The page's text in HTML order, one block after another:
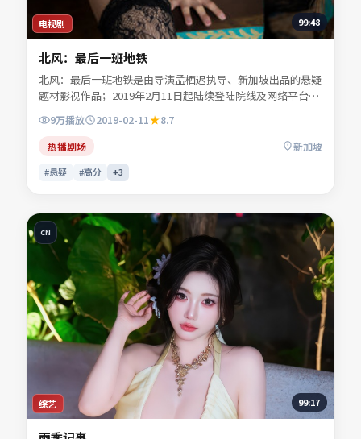
电视剧 99:48
北风：最后一班地铁
北风：最后一班地铁是由导演孟栖迟执导、新加坡出品的悬疑
题材影视作品；2019年2月11日起陆续登陆院线及网络平台。
主演任远舟、林见川、宁舒言等共同诠释一段充满转折的人物
命运。类型元素服务于人物弧光，不靠堆砌桥段取胜。可在本
站免费高清在线观看完整剧情与主创访谈摘要。
9万播放 2019-02-11
8.7
热播剧场
新加坡
#悬疑 #高分 +3
综艺
CN
99:17